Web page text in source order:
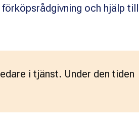
och hjälp till
i tjänst. Under den tiden